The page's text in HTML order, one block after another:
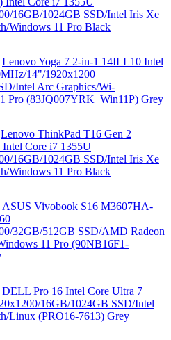
16GB/1024GB SSD/Intel Iris Xe
Windows 11 Pro Black
Lenovo Yoga 7 2-in-1 14ILL10 Intel
14"/1920x1200
Intel Arc Graphics/Wi-
Pro (83JQ007YRK_Win11P) Grey
Lenovo ThinkPad T16 Gen 2
Core i7 1355U
16GB/1024GB SSD/Intel Iris Xe
Windows 11 Pro Black
ASUS Vivobook S16 M3607HA-
32GB/512GB SSD/AMD Radeon
11 Pro (90NB16F1-
DELL Pro 16 Intel Core Ultra 7
16GB/1024GB SSD/Intel
Linux (PRO16-7613) Grey